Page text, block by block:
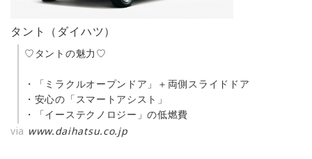
タント（ダイハツ）
♡タントの魅力♡
・「ミラクルオープンドア」＋両側スライドドア
・安心の「スマートアシスト」
・「イーステクノロジー」の低燃費
via www.daihatsu.co.jp